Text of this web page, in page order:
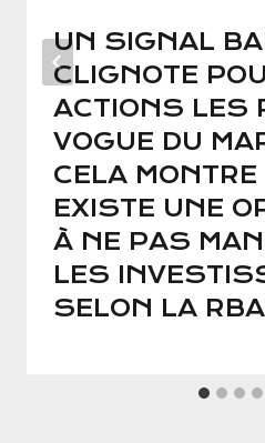
UN SIGNAL
CLIGNOTE
ACTIONS LES
VOGUE DU
CELA MONTRE
EXISTE UNE
À NE PAS
LES
SELON LA